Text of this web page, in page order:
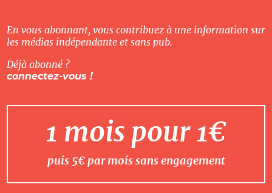
En vous abonnant, vous contribuez à une information sur
les médias indépendante et sans pub.
Déjà abonné ?
connectez-vous !
1 mois pour 1€
puis 5€ par mois sans engagement